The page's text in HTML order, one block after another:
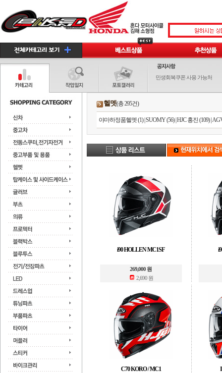
민생회복쿠폰 사용 가능처
헬멧(총 295건)
야마하정품헬멧 (1)|SUOMY (56)|HJC 홍진 (109)|
i90 HOLLEN MC1SF
269,000 원
2,690 원
C70 KORO / MC1